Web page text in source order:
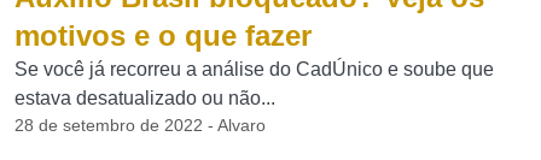
motivos e o que fazer
Se você já recorreu a análise do CadÚnico e soube que
estava desatualizado ou não...
28 de setembro de 2022 - Alvaro